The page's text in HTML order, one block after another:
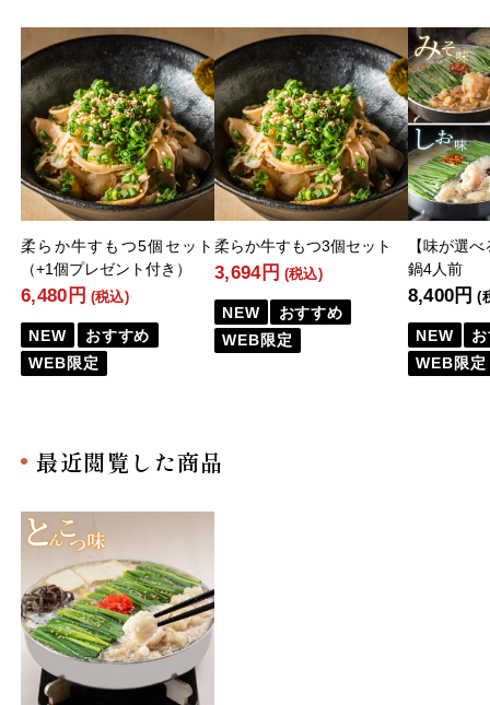
柔らか牛すもつ5個セット
（+1個プレゼント付き）
6,480円 (税込)
NEW
おすすめ
WEB限定
柔らか牛すもつ3個セット
3,694円 (税込)
NEW
おすすめ
WEB限定
【味が選
鍋4人前
8,400円 (
NEW
WEB限定
最近閲覧した商品